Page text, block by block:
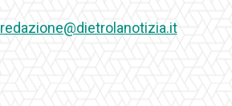
redazione@dietrolanotizia.it